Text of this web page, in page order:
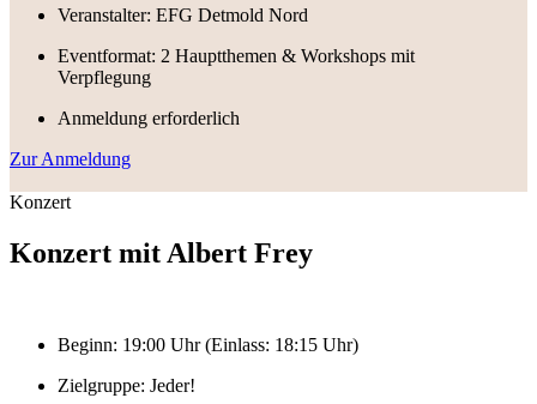
Veranstalter: EFG Detmold Nord
Eventformat: 2 Hauptthemen & Workshops mit
Verpflegung
Anmeldung erforderlich
Zur Anmeldung
Konzert
Konzert mit Albert Frey
Beginn: 19:00 Uhr (Einlass: 18:15 Uhr)
Zielgruppe: Jeder!